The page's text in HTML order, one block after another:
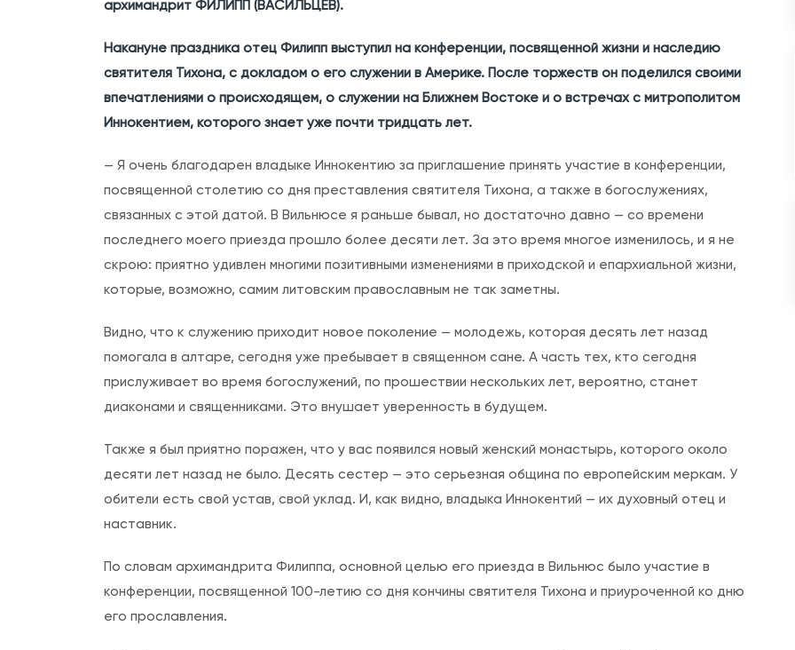
р
м
а
н
д
р
и
Ф
и
л
и
с
и
архимандрит ФИЛИПП (ВАСИЛЬЦЕВ).
Накануне праздника отец Филипп выступил на конференции, посвященной жизни и наследию
святителя Тихона, с докладом о его служении в Америке. После торжеств он поделился своими
впечатлениями о происходящем, о служении на Ближнем Востоке и о встречах с митрополитом
Иннокентием, которого знает уже почти тридцать лет.
— Я очень благодарен владыке Иннокентию за приглашение принять участие в конференции,
посвященной столетию со дня преставления святителя Тихона, а также в богослужениях,
связанных с этой датой. В Вильнюсе я раньше бывал, но достаточно давно — со времени
последнего моего приезда прошло более десяти лет. За это время многое изменилось, и я не
скрою: приятно удивлен многими позитивными изменениями в приходской и епархиальной жизни,
которые, возможно, самим литовским православным не так заметны.
Видно, что к служению приходит новое поколение — молодежь, которая десять лет назад
помогала в алтаре, сегодня уже пребывает в священном сане. А часть тех, кто сегодня
прислуживает во время богослужений, по прошествии нескольких лет, вероятно, станет
диаконами и священниками. Это внушает уверенность в будущем.
Также я был приятно поражен, что у вас появился новый женский монастырь, которого около
десяти лет назад не было. Десять сестер — это серьезная община по европейским меркам. У
обители есть свой устав, свой уклад. И, как видно, владыка Иннокентий — их духовный отец и
наставник.
По словам архимандрита Филиппа, основной целью его приезда в Вильнюс было участие в
конференции, посвященной 100-летию со дня кончины святителя Тихона и приуроченной ко дню
его прославления.